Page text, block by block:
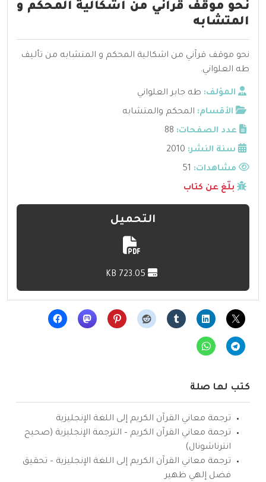
نحو موقف قرآني من اشكالية المحكم و
المتشابه
نحو موقف قرآني من اشكالية المحكم و المتشابه من تأليف
طه العلواني.
المؤلف: طه جابر العلواني
الأقسام: المحكم والمتشابه
عدد الصفحات: 88
سنة النشر: 2010
مشاهدات:
بلّغ عن كتاب
التحميل
كتب لها صلة
ترجمة معاني القرآن الكريم إلى اللغة الإنجليزية
ترجمة معاني القرآن الكريم – الترجمة الإنجليزية (صحيح
انترناشونال)
ترجمة معاني القرآن الكريم إلى اللغة الإنجليزية – تحقيق
فضل إلهي ظهير